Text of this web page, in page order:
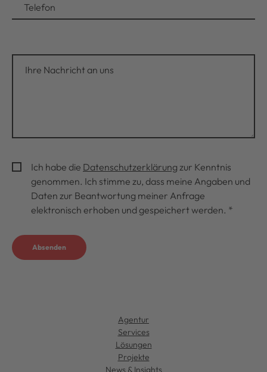
Telefon
Ich habe die Datenschutzerklärung zur Kenntnis
genommen. Ich stimme zu, dass meine Angaben und
Daten zur Beantwortung meiner Anfrage
elektronisch erhoben und gespeichert werden. *
Absenden
Agentur
Services
Lösungen
Projekte
News & Insights